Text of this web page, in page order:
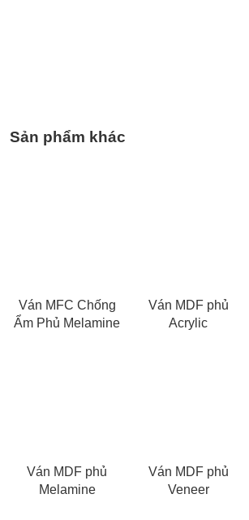
Sản phẩm khác
Ván MFC Chống
Ẩm Phủ Melamine
Ván MDF phủ
Acrylic
Ván MDF phủ
Melamine
Ván MDF phủ
Veneer